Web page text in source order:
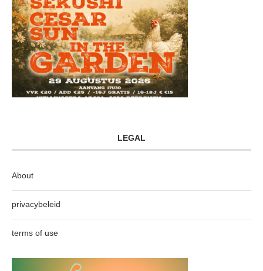
LEGAL
About
privacybeleid
terms of use